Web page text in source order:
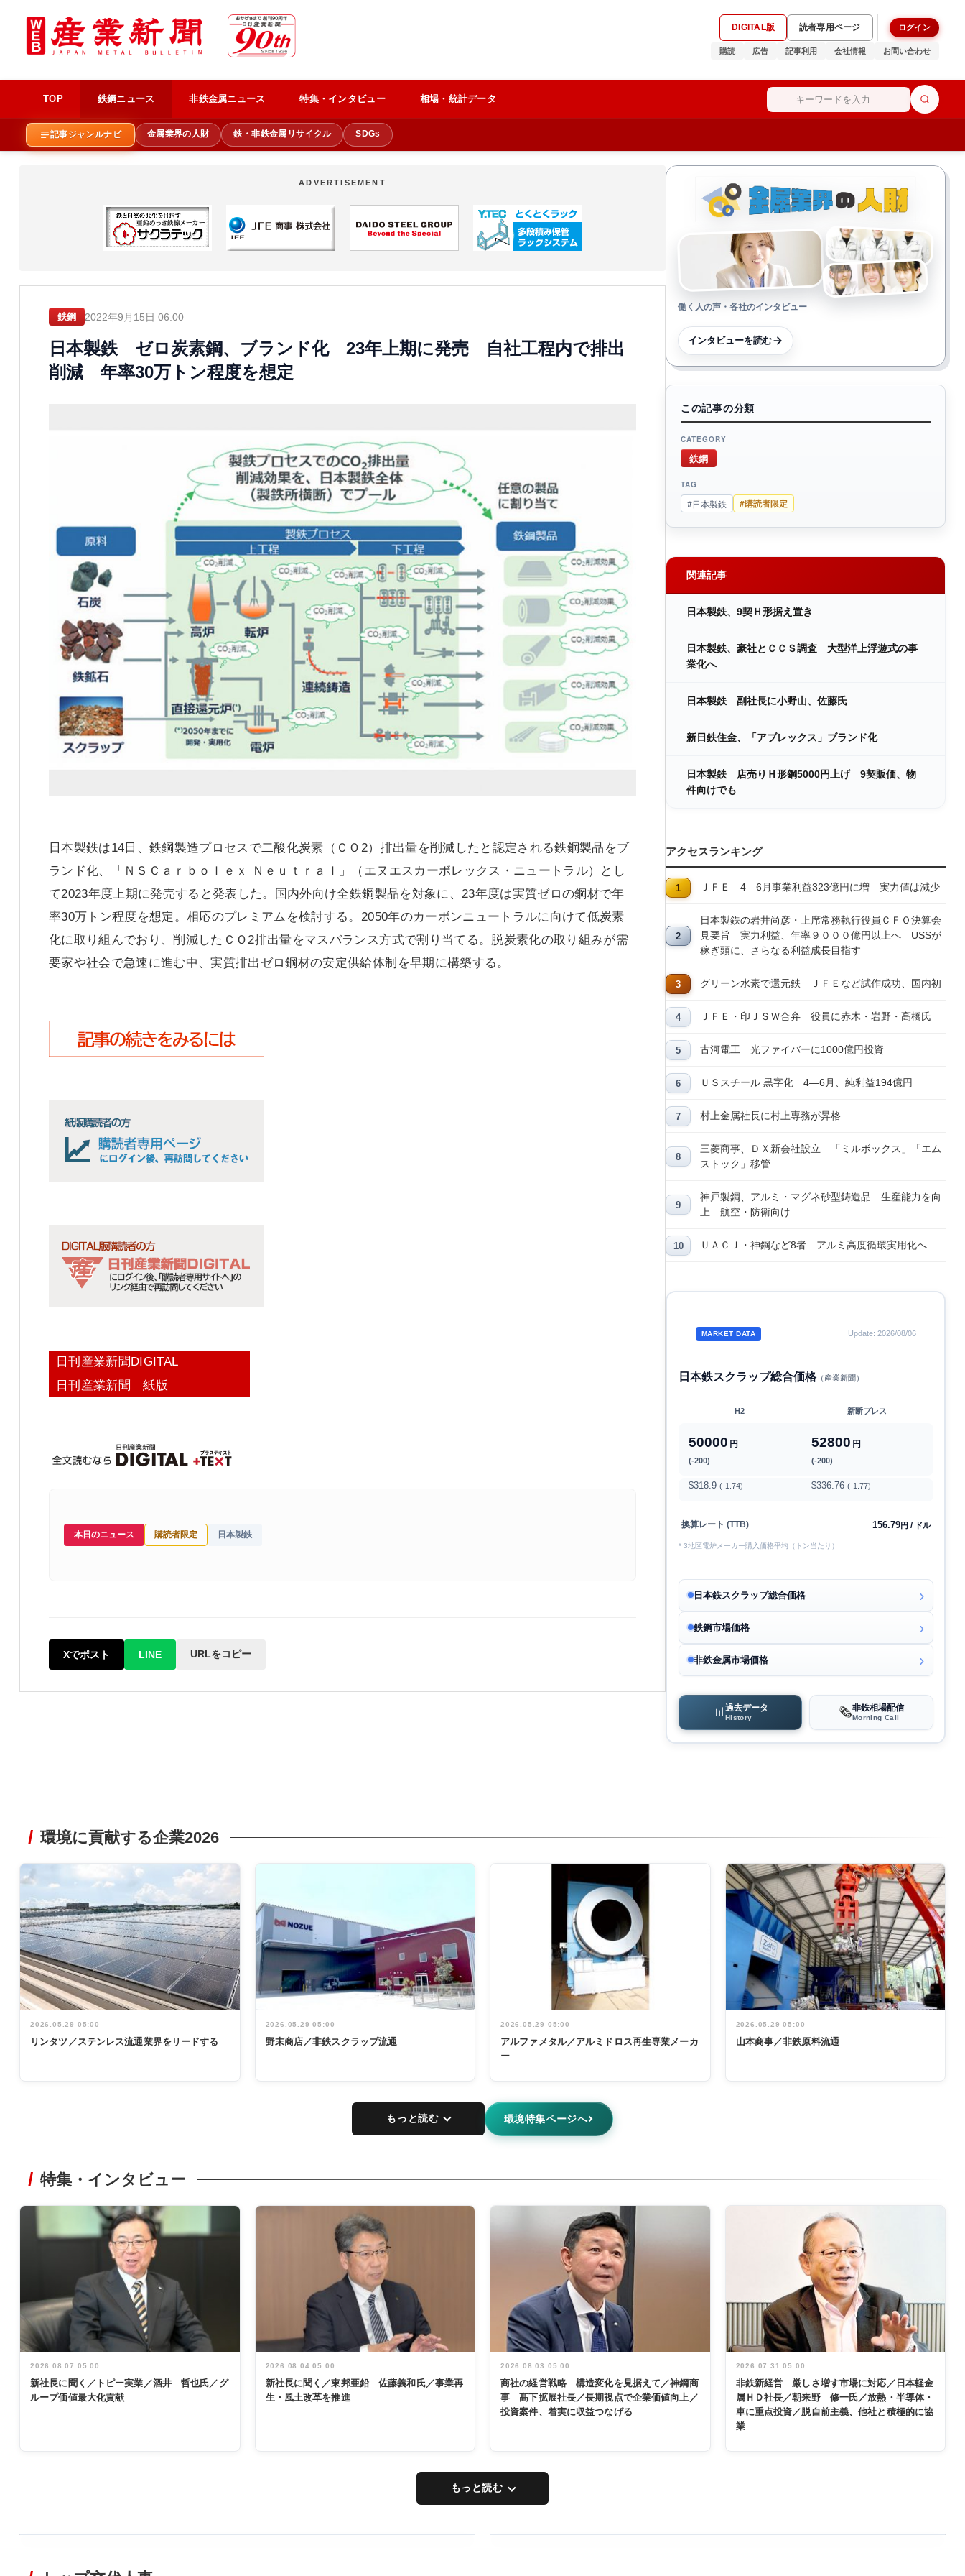
DIGITAL版 読者専用ページ ログイン
購読 広告 記事利用 会社情報 お問い合わせ
TOP 鉄鋼ニュース 非鉄金属ニュース 特集・インタビュー 相場・統計データ
記事ジャンルナビ 金属業界の人財 鉄・非鉄金属リサイクル SDGs
ADVERTISEMENT
鉄鋼 2022年9月15日 06:00
日本製鉄 ゼロ炭素鋼、ブランド化 23年上期に発売 自社工程内で排出
削減 年率30万トン程度を想定
日本製鉄は14日、鉄鋼製造プロセスで二酸化炭素（ＣＯ2）排出量を削減したと認定される鉄鋼製品をブ
ランド化、「ＮＳＣａｒｂｏｌｅｘ Ｎｅｕｔｒａｌ」（エヌエスカーボレックス・ニュートラル）とし
て2023年度上期に発売すると発表した。国内外向け全鉄鋼製品を対象に、23年度は実質ゼロの鋼材で年
率30万トン程度を想定。相応のプレミアムを検討する。2050年のカーボンニュートラルに向けて低炭素
化に取り組んでおり、削減したＣＯ2排出量をマスバランス方式で割り当てる。脱炭素化の取り組みが需
要家や社会で急速に進む中、実質排出ゼロ鋼材の安定供給体制を早期に構築する。
日刊産業新聞DIGITAL
日刊産業新聞 紙版
本日のニュース 購読者限定 日本製鉄
Xでポスト LINE URLをコピー
働く人の声・各社のインタビュー
インタビューを読む
この記事の分類
CATEGORY
鉄鋼
TAG
#日本製鉄 #購読者限定
関連記事
日本製鉄、9契Ｈ形据え置き
日本製鉄、豪社とＣＣＳ調査 大型洋上浮遊式の事
業化へ
日本製鉄 副社長に小野山、佐藤氏
新日鉄住金、「アブレックス」ブランド化
日本製鉄 店売りＨ形鋼5000円上げ 9契販価、物
件向けでも
アクセスランキング
ＪＦＥ 4―6月事業利益323億円に増 実力値は減少
日本製鉄の岩井尚彦・上席常務執行役員ＣＦＯ決算会
見要旨 実力利益、年率９０００億円以上へ USSが
稼ぎ頭に、さらなる利益成長目指す
グリーン水素で還元鉄 ＪＦＥなど試作成功、国内初
ＪＦＥ・印ＪＳＷ合弁 役員に赤木・岩野・髙橋氏
古河電工 光ファイバーに1000億円投資
ＵＳスチール 黒字化 4―6月、純利益194億円
村上金属社長に村上専務が昇格
三菱商事、ＤＸ新会社設立 「ミルボックス」「エム
ストック」移管
神戸製鋼、アルミ・マグネ砂型鋳造品 生産能力を向
上 航空・防衛向け
ＵＡＣＪ・神鋼など8者 アルミ高度循環実用化へ
MARKET DATA Update: 2026/08/06
日本鉄スクラップ総合価格（産業新聞）
H2 新断プレス
50000 円
(-200)
52800 円
(-200)
$318.9 (-1.74) $336.76 (-1.77)
換算レート (TTB) 156.79円 / ドル
* 3地区電炉メーカー購入価格平均（トン当たり）
日本鉄スクラップ総合価格
鉄鋼市場価格
非鉄金属市場価格
📊 過去データ
History 🗞️非鉄相場配信
Morning Call
環境に貢献する企業2026
2026.05.29 05:00
リンタツ／ステンレス流通業界をリードする
2026.05.29 05:00
野末商店／非鉄スクラップ流通
2026.05.29 05:00
アルファメタル／アルミドロス再生専業メーカ
ー
2026.05.29 05:00
山本商事／非鉄原料流通
もっと読む 環境特集ページへ
特集・インタビュー
2026.08.07 05:00
新社長に聞く／トピー実業／酒井 哲也氏／グ
ループ価値最大化貢献
2026.08.04 05:00
新社長に聞く／東邦亜鉛 佐藤義和氏／事業再
生・風土改革を推進
2026.08.03 05:00
商社の経営戦略 構造変化を見据えて／神鋼商
事 髙下拡展社長／長期視点で企業価値向上／
投資案件、着実に収益つなげる
2026.07.31 05:00
非鉄新経営 厳しさ増す市場に対応／日本軽金
属ＨＤ社長／朝来野 修一氏／放熱・半導体・
車に重点投資／脱自前主義、他社と積極的に協
業
もっと読む